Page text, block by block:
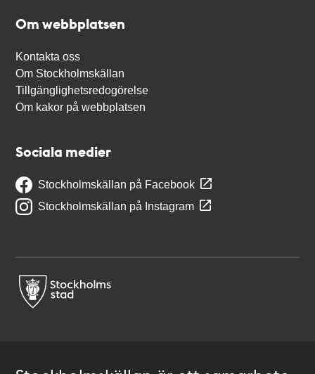
Om webbplatsen
Kontakta oss
Om Stockholmskällan
Tillgänglighetsredogörelse
Om kakor på webbplatsen
Sociala medier
Stockholmskällan på Facebook
Stockholmskällan på Instagram